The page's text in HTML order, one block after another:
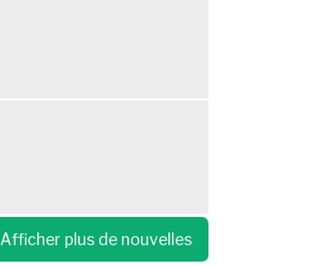
Afficher plus de nouvelles